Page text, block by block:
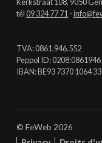
tél09 324 77 71 -
TVA: 0861.946.552
Peppol ID:
IBAN: BE93 7370 1064
© FeWeb 2026